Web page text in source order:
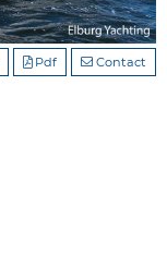
Contact
Pdf